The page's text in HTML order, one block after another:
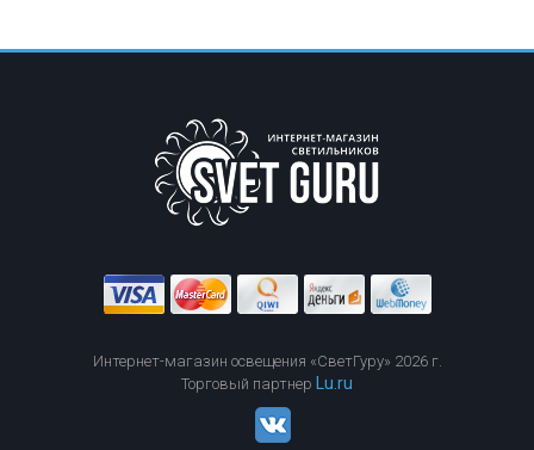
Интернет-магазин освещения «СветГуру» 2026 г.
Торговый партнер Lu.ru